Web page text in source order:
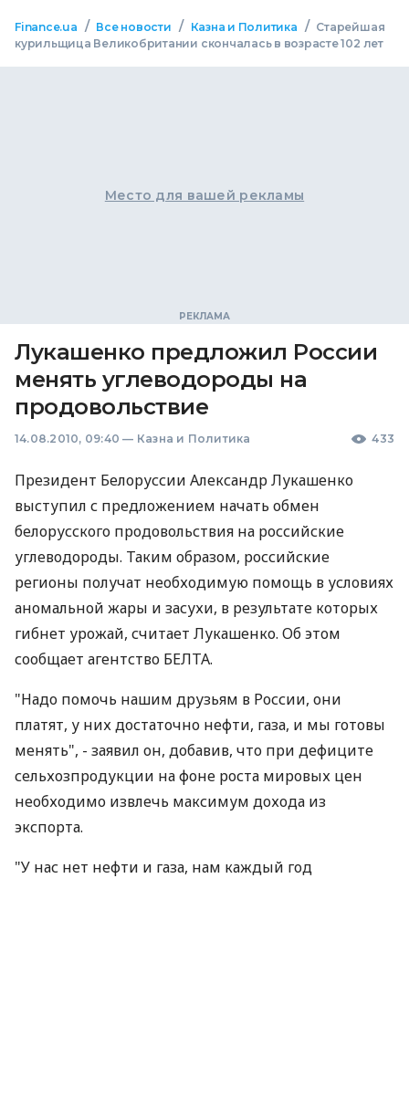
Finance.ua / Все новости / Казна и Политика / Старейшая
курильщица Великобритании скончалась в возрасте 102 лет
Место для вашей рекламы
Лукашенко предложил России
менять углеводороды на
продовольствие
14.08.2010, 09:40 — Казна и Политика 433
Президент Белоруссии Александр Лукашенко
выступил с предложением начать обмен
белорусского продовольствия на российские
углеводороды. Таким образом, российские
регионы получат необходимую помощь в условиях
аномальной жары и засухи, в результате которых
гибнет урожай, считает Лукашенко. Об этом
сообщает агентство БЕЛТА.
"Надо помочь нашим друзьям в России, они
платят, у них достаточно нефти, газа, и мы готовы
менять", - заявил он, добавив, что при дефиците
сельхозпродукции на фоне роста мировых цен
необходимо извлечь максимум дохода из
экспорта.
"У нас нет нефти и газа, нам каждый год